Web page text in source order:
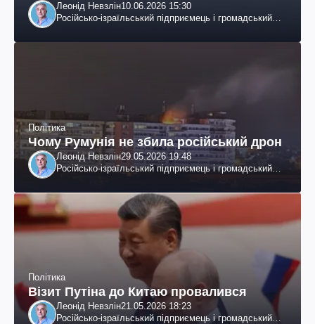
Леонід Невзлін10.06.2026 15:30
Російсько-ізраїльський підприємець і громадський
Політика
Чому Румунія не збила російський дрон
Леонід Невзлін29.05.2026 19:48
Російсько-ізраїльський підприємець і громадський
Політика
Візит Путіна до Китаю провалився
Леонід Невзлін21.05.2026 18:23
Російсько-ізраїльський підприємець і громадський